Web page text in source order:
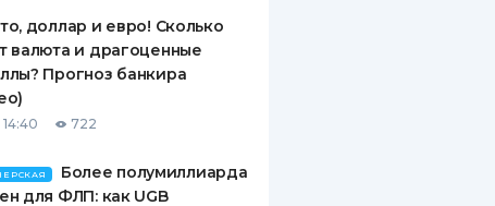
доллар и евро! Сколько
валюта и драгоценные
Прогноз банкира
722
Более полумиллиарда
для ФЛП: как UGB